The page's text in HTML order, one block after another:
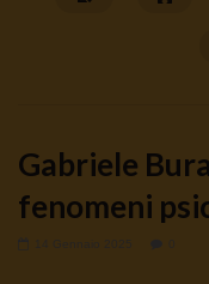
Gabriele
fenomeni